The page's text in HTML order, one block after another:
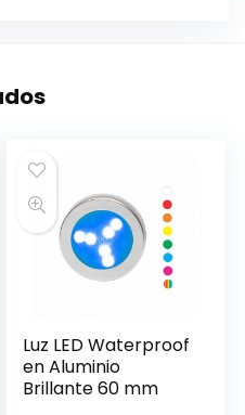
Luz LED Waterproof
en Aluminio
Brillante 60 mm